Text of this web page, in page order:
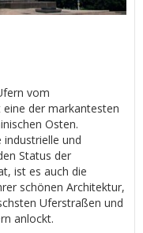
vom
der markantesten
Osten.
und
Status der
ist es auch die
schönen Architektur,
Uferstraßen und
anlockt.